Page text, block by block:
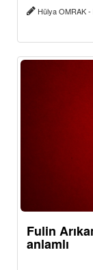
Hülya OMRAK
Fulin
anlamlı